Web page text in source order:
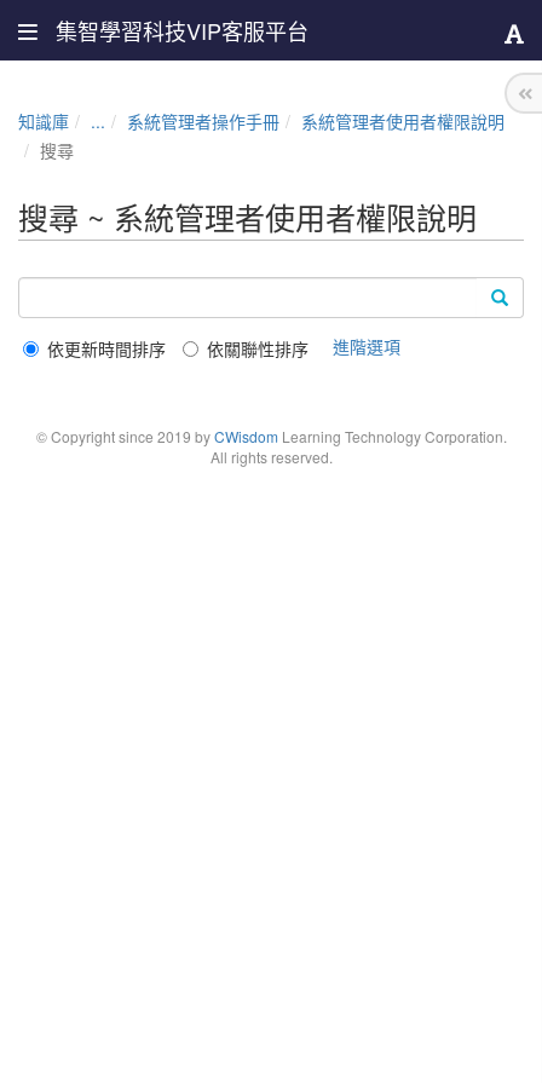
集智學習科技VIP客服平台
知識庫 ... 系統管理者操作手冊
系統管理者使用者權限說明
搜尋
搜尋 ~ 系統管理者使用者權限說明
依更新時間排序 依關聯性排序 進階選項
© Copyright since 2019 byCWisdomLearning Technology Corporation.
All rights reserved.